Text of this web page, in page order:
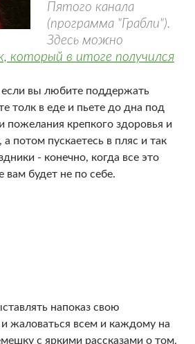
Пятого канала
(программа "Грабли").
Здесь можно
который в итоге получился
если вы любите поддержать
толк в еде и пьете до дна под
пожелания крепкого здоровья и
а потом пускаетесь в пляс и так
- конечно, когда все это
вам будет не по себе.
напоказ свою
жаловаться всем и каждому на
с яркими рассказами о том,